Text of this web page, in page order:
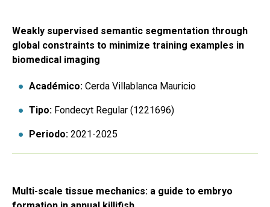
Weakly supervised semantic segmentation through
global constraints to minimize training examples in
biomedical imaging
Académico: Cerda Villablanca Mauricio
Tipo: Fondecyt Regular (1221696)
Periodo: 2021-2025
Multi-scale tissue mechanics: a guide to embryo